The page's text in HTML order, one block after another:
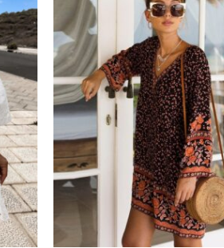
producto
tiene
múltiples
variantes.
Las
opciones
se
pueden
elegir
en
la